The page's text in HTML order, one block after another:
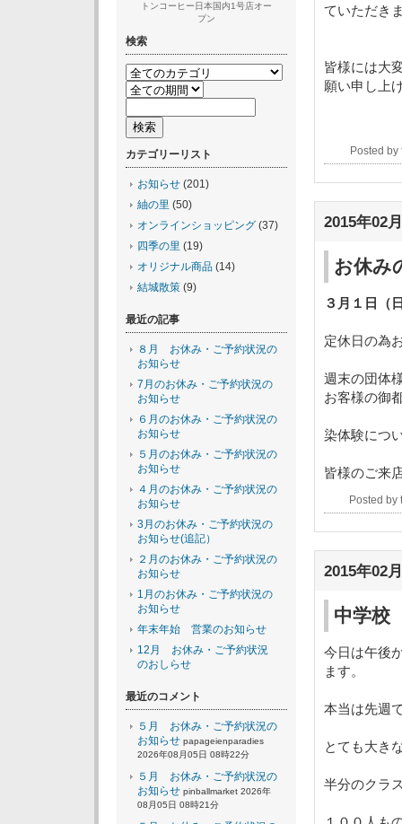
ていただき
皆様には大
願い申し上
Posted
2015年02
お休
３月１日（
定休日の為
週末の団体
お客様の御
染体験につ
皆様のご来
Posted
2015年02
中学校
今日は午後
ます。
本当は先週
とても大き
半分のクラ
トンコーヒー日本国内1号店オー
プン
検索
カテゴリーリスト
お知らせ (201)
紬の里 (50)
オンラインショッピング (37)
四季の里 (19)
オリジナル商品 (14)
結城散策 (9)
最近の記事
８月 お休み・ご予約状況の
お知らせ
7月のお休み・ご予約状況の
お知らせ
６月のお休み・ご予約状況の
お知らせ
５月のお休み・ご予約状況の
お知らせ
４月のお休み・ご予約状況の
お知らせ
3月のお休み・ご予約状況の
お知らせ(追記）
２月のお休み・ご予約状況の
お知らせ
1月のお休み・ご予約状況の
お知らせ
年末年始 営業のお知らせ
12月 お休み・ご予約状況
のおしらせ
最近のコメント
５月 お休み・ご予約状況の
お知らせ papageienparadies
2026年08月05日 08時22分
５月 お休み・ご予約状況の
お知らせ pinballmarket 2026年
08月05日 08時21分